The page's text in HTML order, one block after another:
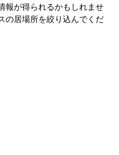
報が得られるかもしれませ
の居場所を絞り込んでくだ